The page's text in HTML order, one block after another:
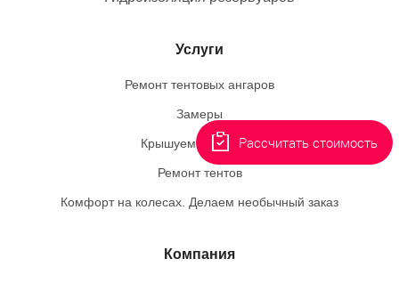
Услуги
Ремонт тентовых ангаров
Замеры
Крышуем пингвинов
Ремонт тентов
Комфорт на колесах. Делаем необычный заказ
Компания
Рассчитать стоимость